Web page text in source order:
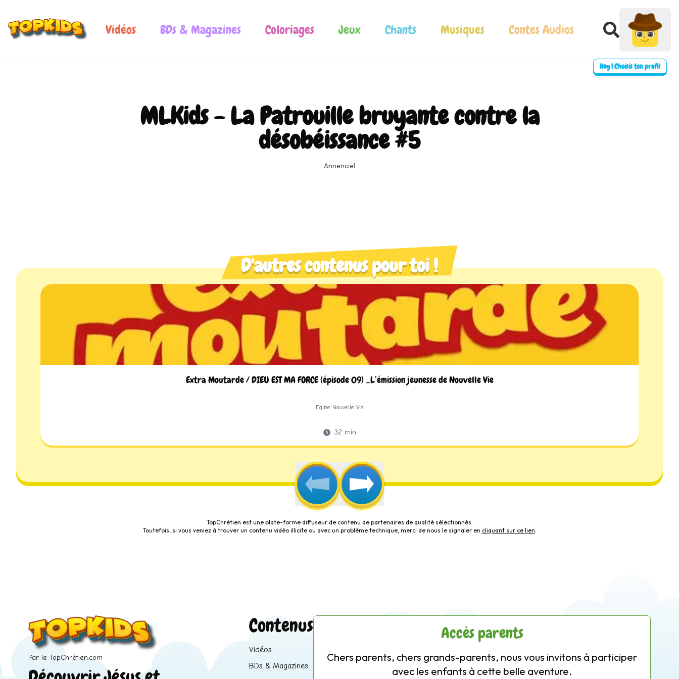
Vidéos BDs & Magazines Coloriages Jeux Chants Musiques Contes Audios
Hey ! Choisis ton profil
MLKids - La Patrouille bruyante contre la
désobéissance #5
Annenciel
D'autres contenus pour toi !
Extra Moutarde / DIEU EST MA FORCE (épisode 09) _L’émission jeunesse de Nouvelle Vie
Eglise Nouvelle Vie
32 min
TopChrétien est une plate-forme diffuseur de contenu de partenaires de qualité sélectionnés.
Toutefois, si vous veniez à trouver un contenu vidéo illicite ou avec un problème technique, merci de nous le signaler en cliquant sur ce lien.
Par le TopChrétien.com
Contenus
Vidéos
BDs & Magazines
Accès parents
Chers parents, chers grands-parents, nous vous invitons à participer
avec les enfants à cette belle aventure.